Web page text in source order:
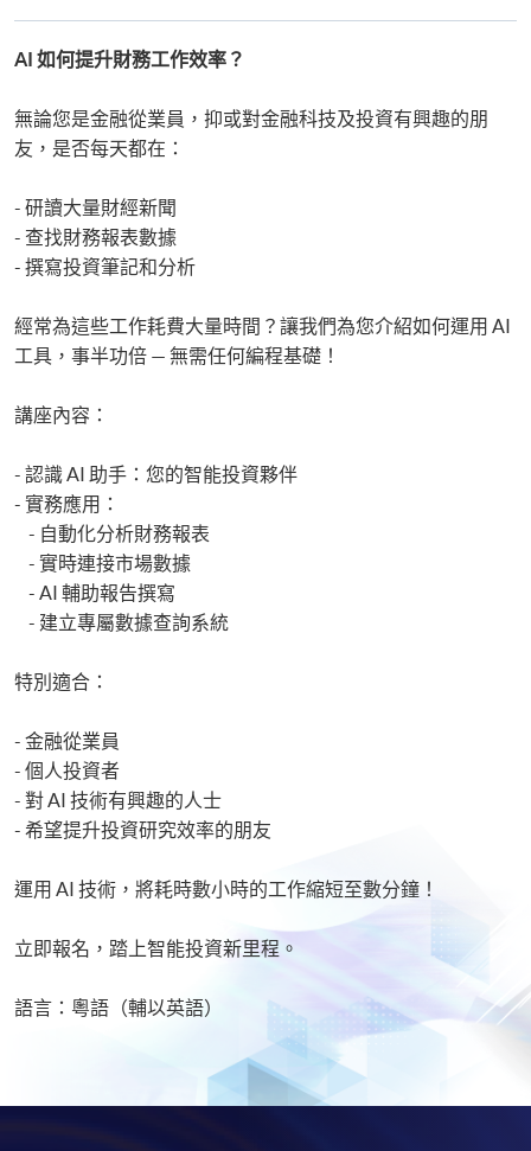
Certificate for Module (Business Intelligence and Data Automation)
Certificate for Module (Business Analytics and Web Scraping)
Big Data and FinTech Executive Workshop Series - Big Data and Data
Visualization
Business Analytics
AI 如何提升財務工作效率？
無論您是金融從業員，抑或對金融科技及投資有興趣的朋
友，是否每天都在：
- 研讀大量財經新聞
- 查找財務報表數據
- 撰寫投資筆記和分析
經常為這些工作耗費大量時間？讓我們為您介紹如何運用 AI
工具，事半功倍 — 無需任何編程基礎！
講座內容：
- 認識 AI 助手：您的智能投資夥伴
- 實務應用：
- 自動化分析財務報表
- 實時連接市場數據
- AI 輔助報告撰寫
- 建立專屬數據查詢系統
特別適合：
- 金融從業員
- 個人投資者
- 對 AI 技術有興趣的人士
- 希望提升投資研究效率的朋友
運用 AI 技術，將耗時數小時的工作縮短至數分鐘！
立即報名，踏上智能投資新里程。
語言：粵語（輔以英語）